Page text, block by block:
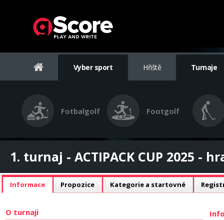
Vyber sport Hřiště Turnaje
Fotbalgolf Footgolf
1. turnaj - ACTIPACK CUP 2025
Informace Propozice Kategorie a startovné
O turnaji